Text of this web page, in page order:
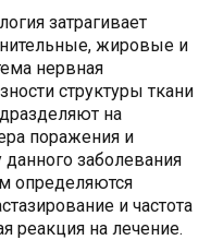
затрагивает
жировые и
нервная
структуры ткани
на
поражения и
заболевания
определяются
и частота
реакция на лечение.